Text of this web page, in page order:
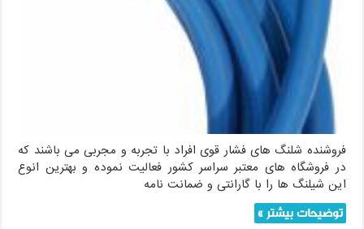
فروشنده شلنگ های فشار قوی افراد با تجربه و مجربی می باشند که
در فروشگاه های معتبر سراسر کشور فعالیت نموده و بهترین انوع
این شیلنگ ها را با گارانتی و ضمانت نامه
توضیحات بیشتر »